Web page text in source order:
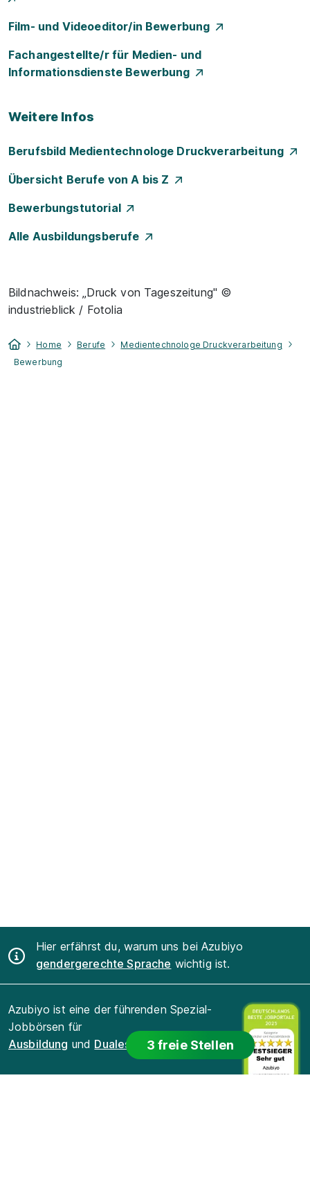
3 freie Stellen
Film- und Videoeditor/in Bewerbung
Fachangestellte/r für Medien- und
Informationsdienste Bewerbung
Weitere Infos
Berufsbild Medientechnologe Druckverarbeitung
Übersicht Berufe von A bis Z
Bewerbungstutorial
Alle Ausbildungsberufe
Bildnachweis: „Druck von Tageszeitung" ©
industrieblick / Fotolia
Home Berufe
Medientechnologe Druckverarbeitung
Bewerbung
Hier erfährst du, warum uns bei Azubiyo
gendergerechte Sprache wichtig ist.
Azubiyo ist eine der führenden Spezial-
Jobbörsen für
Ausbildung und Duales Studium.